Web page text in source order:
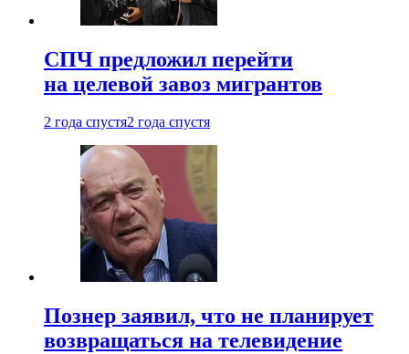
СПЧ предложил перейти
на целевой завоз мигрантов
2 года спустя2 года спустя
Познер заявил, что не планирует
возвращаться на телевидение